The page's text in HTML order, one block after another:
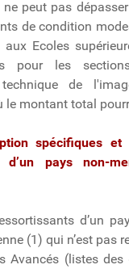
ne peut pas
de condition
aux Ecoles
pour les
de
le montant total
spécifiques
d’un pays non-
d’un
(1) qui n’est pas
Avancés (listes des